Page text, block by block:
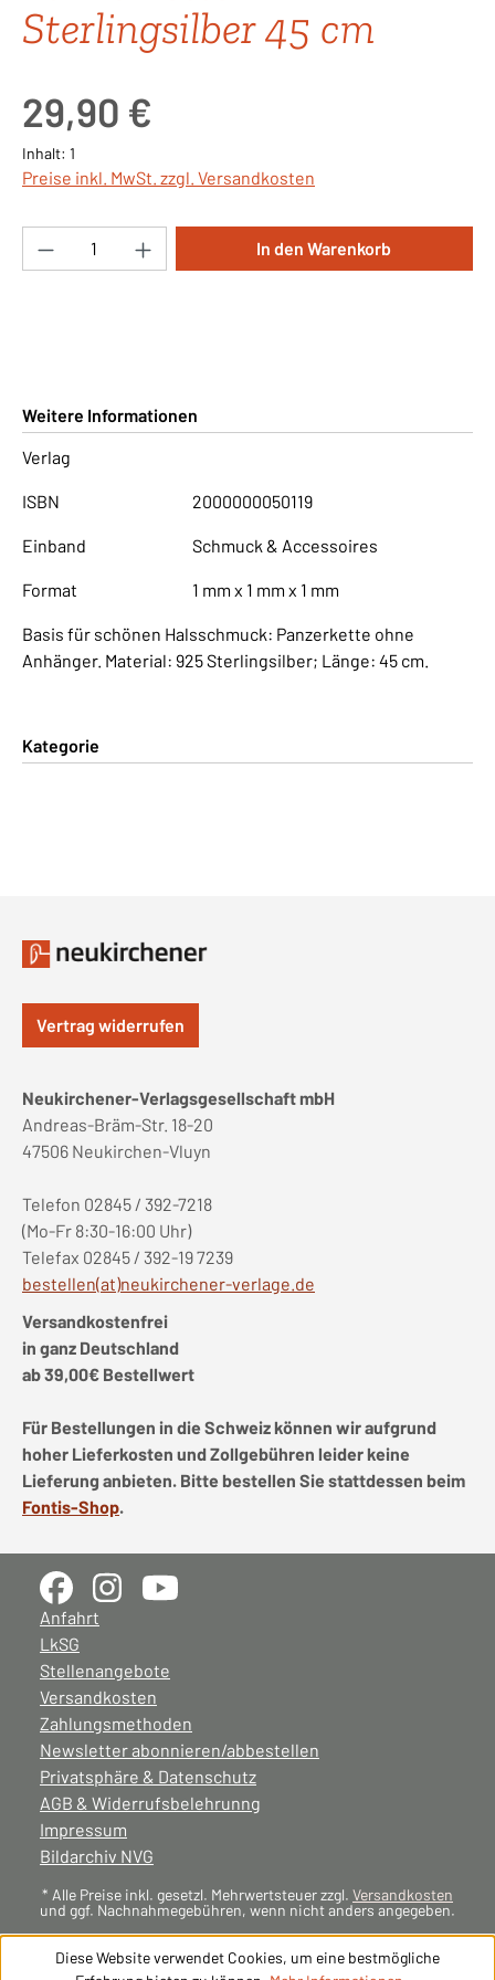
Sterlingsilber 45 cm
29,90 €
Inhalt: 1
Preise inkl. MwSt. zzgl. Versandkosten
Produkt Anzahl: Gib den gewünschten
In den Warenkorb
Weitere Informationen
Verlag
ISBN 2000000050119
Einband Schmuck & Accessoires
Format 1 mm x 1 mm x 1 mm
Basis für schönen Halsschmuck: Panzerkette ohne
Anhänger. Material: 925 Sterlingsilber; Länge: 45 cm.
Kategorie
Vertrag widerrufen
Neukirchener-Verlagsgesellschaft mbH
Andreas-Bräm-Str. 18-20
47506 Neukirchen-Vluyn
Telefon 02845 / 392-7218
(Mo-Fr 8:30-16:00 Uhr)
Telefax 02845 / 392-19 7239
bestellen(at)neukirchener-verlage.de
Versandkostenfrei
in ganz Deutschland
ab 39,00€ Bestellwert
Für Bestellungen in die Schweiz können wir aufgrund
hoher Lieferkosten und Zollgebühren leider keine
Lieferung anbieten. Bitte bestellen Sie stattdessen beim
Fontis-Shop.
Anfahrt
LkSG
Stellenangebote
Versandkosten
Zahlungsmethoden
Newsletter abonnieren/abbestellen
Privatsphäre & Datenschutz
AGB & Widerrufsbelehrunng
Impressum
Bildarchiv NVG
* Alle Preise inkl. gesetzl. Mehrwertsteuer zzgl. Versandkosten
und ggf. Nachnahmegebühren, wenn nicht anders angegeben.
Diese Website verwendet Cookies, um eine bestmögliche